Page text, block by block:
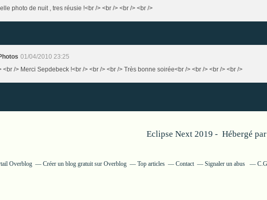
photo de nuit , tres réusie !<br /> <br /> <br /> <br />
01/04/2010 23:25
<br /> Merci Sepdebeck !<br /> <br /> <br /> Très bonne soirée<br /> <br /> <br /> <br />
Eclipse Next 2019 - Hébergé par
Overblog Créer un blog gratuit sur Overblog Top articles Contact Signaler un abus